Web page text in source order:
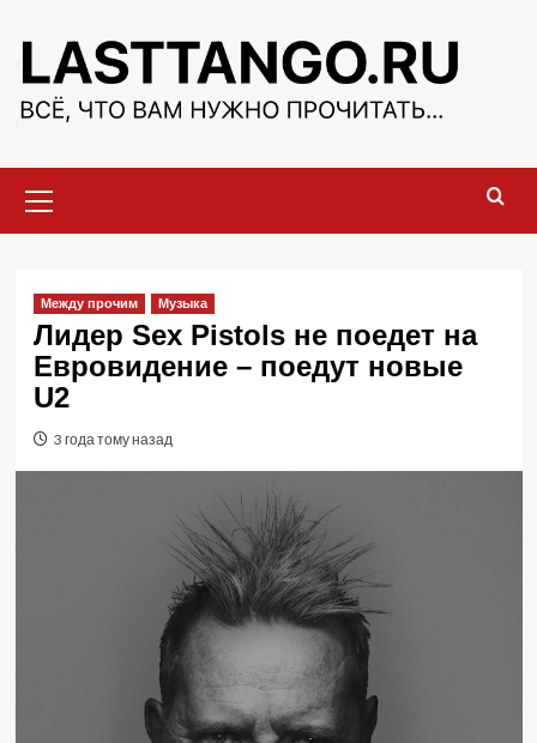
содержимому
меню
Между прочим Музыка
​Лидер Sex Pistols не поедет на
Евровидение – поедут новые
U2
3 года тому назад